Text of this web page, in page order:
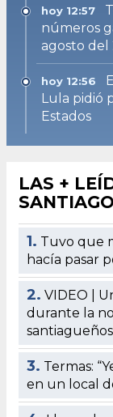
hoy 12:57
números
agosto del
hoy 12:56
Lula pidió
Estados
LAS +
1. Tuvo que
hacía pasar
2. VIDEO |
durante la
santiagueños
3. Termas:
en un local